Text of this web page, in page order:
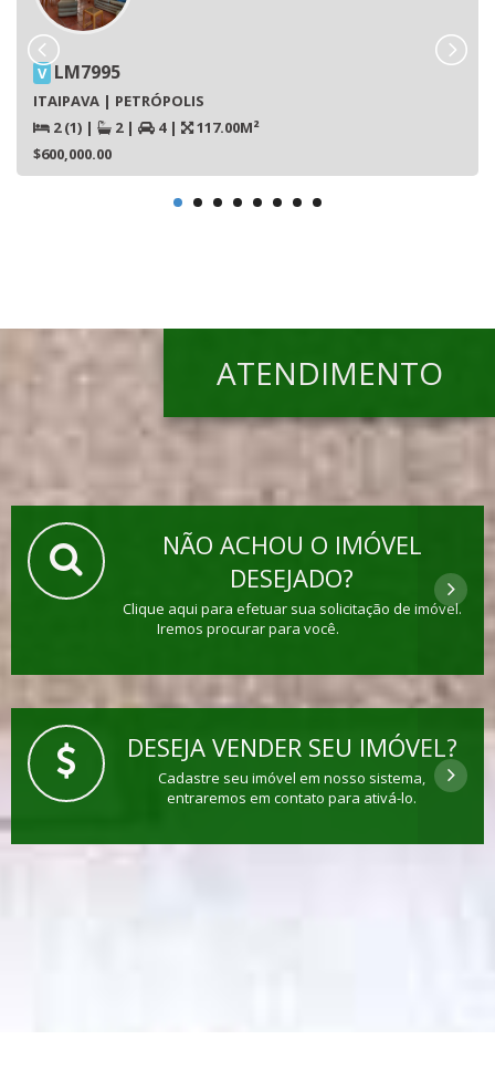
V LM7995
ITAIPAVA | PETRÓPOLIS
2 (1) | 2 | 4 |
117.00M²
$600,000.00
ATENDIMENTO
NÃO ACHOU O IMÓVEL
DESEJADO?
Clique aqui para efetuar sua solicitação de imóvel.
Iremos procurar para você.
DESEJA VENDER SEU IMÓVEL?
Cadastre seu imóvel em nosso sistema,
entraremos em contato para ativá-lo.